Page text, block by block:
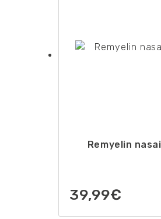
Remyelin
39,99€